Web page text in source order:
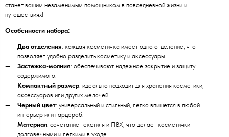
станет вашим незаменимым помощником в повседневной жизни и
путешествиях!
Особенности набора:
Два отделения: каждая косметичка имеет одно отделение, что
позволяет удобно разделить косметику и аксессуары.
Застежка-молния: обеспечивают надежное закрытие и защиту
содержимого.
Компактный размер: идеально подходит для хранения косметики,
аксессуаров или других мелочей.
Черный цвет: универсальный и стильный, легко впишется в любой
интерьер или гардероб.
Материал: сочетание текстиля и ПВХ, что делает косметички
долговечными и легкими в уходе.